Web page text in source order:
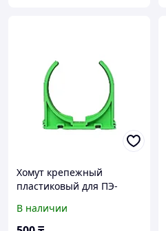
Хомут крепежный
пластиковый для ПЭ-
вентиляции
В наличии